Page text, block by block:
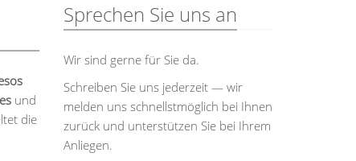
und
die
Sprechen Sie uns an
Wir sind gerne für Sie da.
Schreiben Sie uns jederzeit — wir
melden uns schnellstmöglich bei Ihnen
zurück und unterstützen Sie bei Ihrem
Anliegen.